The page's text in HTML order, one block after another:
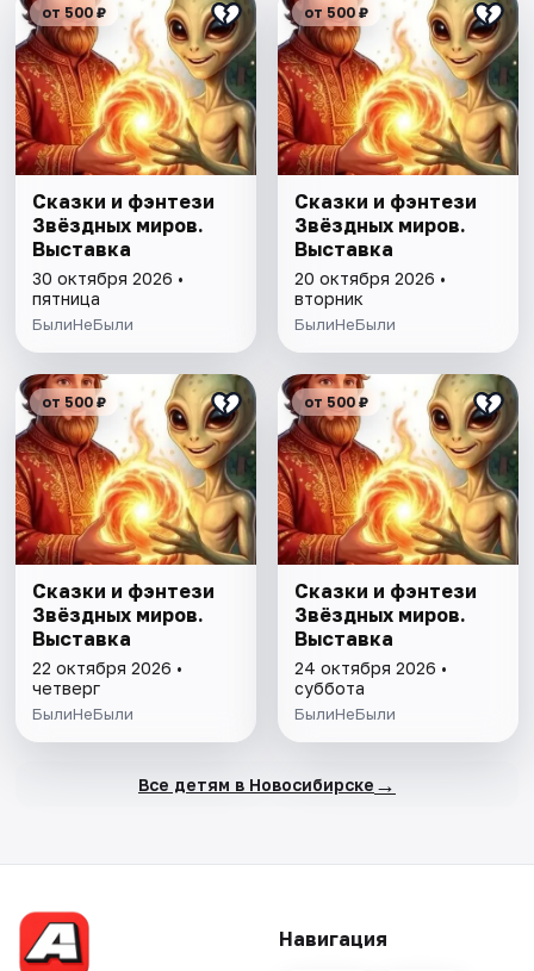
от 500 ₽
Сказки и фэнтези
Звёздных миров.
Выставка
30 октября 2026 •
пятница
БылиНеБыли
от 500 ₽
Сказки и фэнтези
Звёздных миров.
Выставка
20 октября 2026 •
вторник
БылиНеБыли
от 500 ₽
Сказки и фэнтези
Звёздных миров.
Выставка
22 октября 2026 •
четверг
БылиНеБыли
от 500 ₽
Сказки и фэнтези
Звёздных миров.
Выставка
24 октября 2026 •
суббота
БылиНеБыли
Все детям в Новосибирске →
Навигация